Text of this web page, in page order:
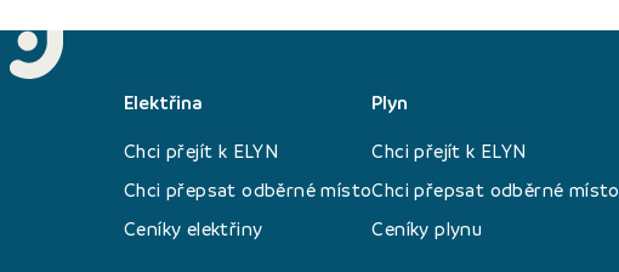
Elektřina
Chci přejít k ELYN
Chci přepsat odběrné místo
Ceníky elektřiny
Plyn
Chci přejít k ELYN
Chci přepsat odběrné místo
Ceníky plynu